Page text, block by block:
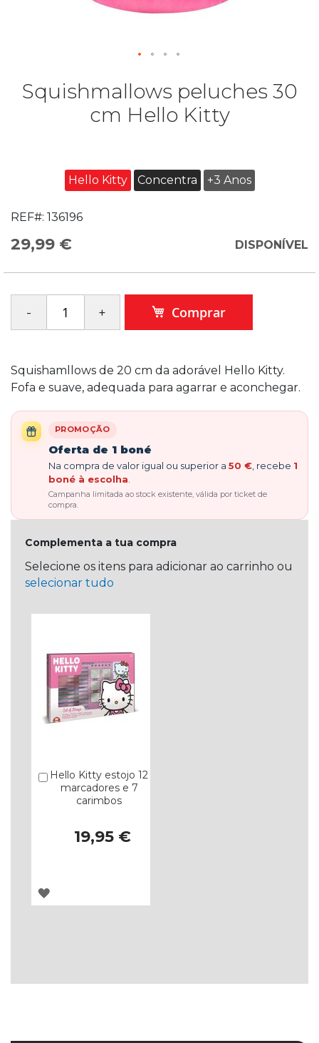
Squishmallows peluches 30
cm Hello Kitty
Hello Kitty Concentra +3 Anos
REF#: 136196
29,99 € DISPONÍVEL
Comprar
Squishamllows de 20 cm da adorável Hello Kitty.
Fofa e suave, adequada para agarrar e aconchegar.
PROMOÇÃO
Oferta de 1 boné
Na compra de valor igual ou superior a 50 € , recebe 1
boné à escolha
Campanha limitada ao stock existente, válida por ticket de
compra.
Complementa a tua compra
Selecione os itens para adicionar ao carrinho ou
selecionar tudo
Hello Kitty estojo 12
marcadores e 7
carimbos
19,95 €
Comprar
ADICIONAR